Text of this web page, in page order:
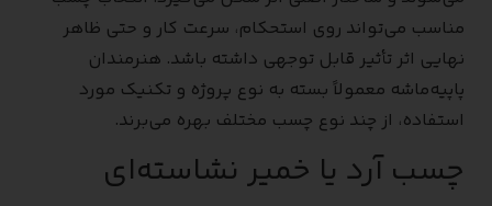
مناسب می‌تواند روی استحکام، سرعت کار و حتی ظاهر
نهایی اثر تأثیر قابل توجهی داشته باشد. هنرمندان
پاپیه‌ماشه معمولاً بسته به نوع پروژه و تکنیک مورد
استفاده، از چند نوع چسب مختلف بهره می‌برند.
چسب آرد یا خمیر نشاسته‌ای